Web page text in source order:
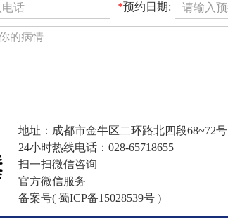
*预约日期:
地址：成都市金牛区二环路北四段68~72号
24小时热线电话：028-65718655
扫一扫微信咨询
官方微信服务
备案号( 蜀ICP备15028539号 )